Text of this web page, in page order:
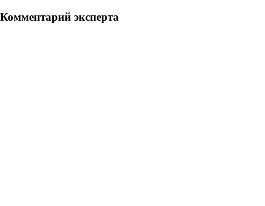
Комментарий эксперта